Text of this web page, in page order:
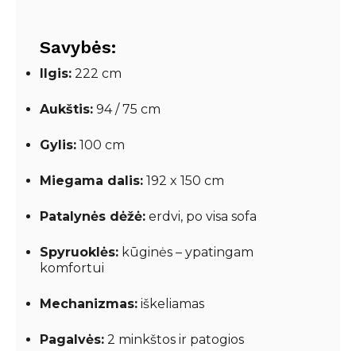
Savybės:
Ilgis: 222 cm
Aukštis: 94 / 75 cm
Gylis: 100 cm
Miegama dalis: 192 x 150 cm
Patalynės dėžė: erdvi, po visa sofa
Spyruoklės: kūginės – ypatingam
komfortui
Mechanizmas: iškeliamas
Pagalvės: 2 minkštos ir patogios